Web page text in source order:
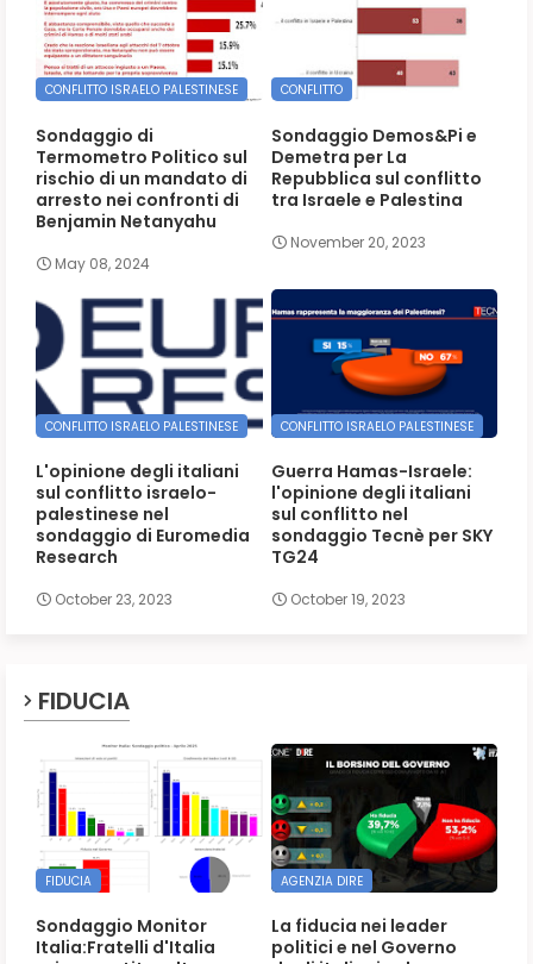
CONFLITTO ISRAELO PALESTINESE
Sondaggio di
Termometro Politico sul
rischio di un mandato di
arresto nei confronti di
Benjamin Netanyahu
May 08, 2024
CONFLITTO
Sondaggio Demos&Pi e
Demetra per La
Repubblica sul conflitto
tra Israele e Palestina
November 20, 2023
CONFLITTO ISRAELO PALESTINESE
L'opinione degli italiani
sul conflitto israelo-
palestinese nel
sondaggio di Euromedia
Research
October 23, 2023
CONFLITTO ISRAELO PALESTINESE
Guerra Hamas-Israele:
l'opinione degli italiani
sul conflitto nel
sondaggio Tecnè per SKY
TG24
October 19, 2023
FIDUCIA
FIDUCIA
Sondaggio Monitor
Italia:Fratelli d'Italia
AGENZIA DIRE
La fiducia nei leader
politici e nel Governo